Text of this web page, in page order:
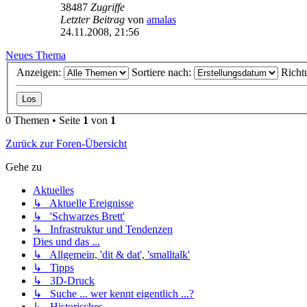
38487 Zugriffe
Letzter Beitrag von amalas
24.11.2008, 21:56
Neues Thema
Anzeigen:
Sortiere nach:
0 Themen • Seite 1 von 1
Zurück zur Foren-Übersicht
Gehe zu
Aktuelles
↳ Aktuelle Ereignisse
↳ 'Schwarzes Brett'
↳ Infrastruktur und Tendenzen
Dies und das ...
↳ Allgemein, 'dit & dat', 'smalltalk'
↳ Tipps
↳ 3D-Druck
↳ Suche ... wer kennt eigentlich ...?